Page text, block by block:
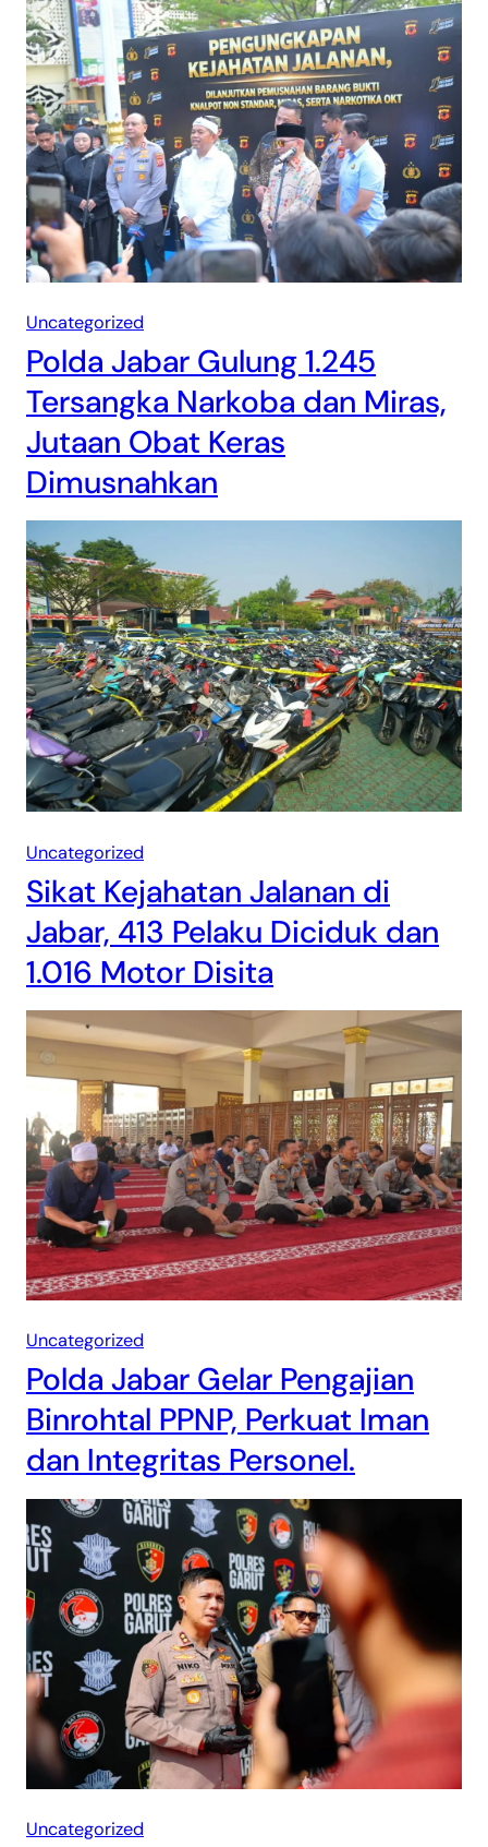
Uncategorized
Polda Jabar Gulung 1.245
Tersangka Narkoba dan Miras,
Jutaan Obat Keras
Dimusnahkan
Uncategorized
Sikat Kejahatan Jalanan di
Jabar, 413 Pelaku Diciduk dan
1.016 Motor Disita
Uncategorized
Polda Jabar Gelar Pengajian
Binrohtal PPNP, Perkuat Iman
dan Integritas Personel.
Uncategorized